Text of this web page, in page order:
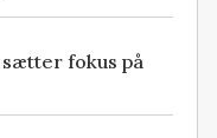
fokus på